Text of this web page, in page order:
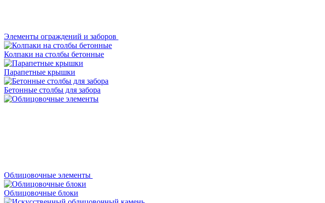
Элементы ограждений и заборов
Колпаки на столбы бетонные
Парапетные крышки
Бетонные столбы для забора
Облицовочные элементы
Облицовочные блоки